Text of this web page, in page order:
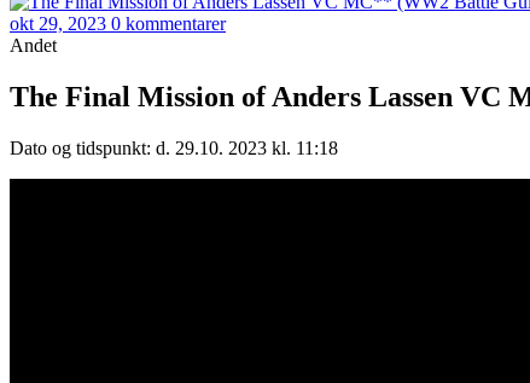
okt 29, 2023 0 kommentarer
Andet
The Final Mission of Anders Lassen VC
Dato og tidspunkt: d. 29.10. 2023 kl. 11:18